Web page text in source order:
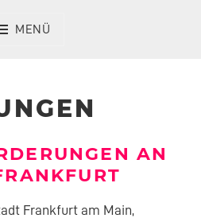
MENÜ
AN
Frankfurt am Main,